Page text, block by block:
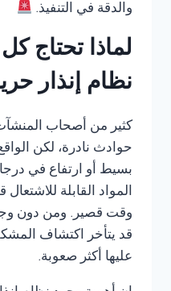
والدقة في التنفيذ.
لماذا تحتاج
نظام إنذار
كثير من أصحاب
حوادث نادرة، لكن
بسيط أو ارتفاع في
المواد القابلة
وقت قصير. ومن دون
قد يتأخر اكتشاف
عليها أكثر صعوبة.